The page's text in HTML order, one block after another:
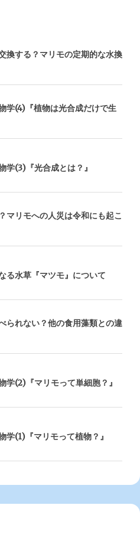
換する？マリモの定期的な水換
学(4)『植物は光合成だけで生
学(3)『光合成とは？』
マリモへの人災は令和にも起こ
る水草『マツモ』について
られない？他の食用藻類との違
学(2)『マリモって単細胞？』
学(1)『マリモって植物？』